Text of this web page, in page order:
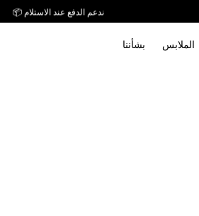
ندعم الدفع عند الاستلام 📦
الملابس بشأننا